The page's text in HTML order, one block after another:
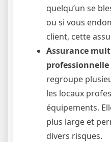
quelqu’un se
ou si vous
client, cette
Assurance
professionnelle
regroupe
les locaux
équipements.
plus large et
divers risques.